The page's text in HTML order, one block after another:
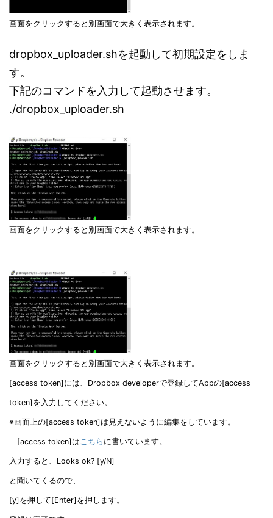
画面をクリックすると別画面で大きく表示されます。
dropbox_uploader.shを起動して初期設定をしま
す。
下記のコマンドを入力して起動させます。
./dropbox_uploader.sh
画面をクリックすると別画面で大きく表示されます。
画面をクリックすると別画面で大きく表示されます。
[access token]には、Dropbox developerで登録してAppの[access
token]を入力してください。
※画面上の[access token]は見えないように編集をしています。
[access token]はこちら に書いています。
入力すると、Looks ok? [y/N]
と聞いてくるので、
[y]を押して[Enter]を押します。